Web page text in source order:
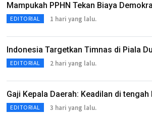
Mampukah PPHN Tekan Biaya
EDITORIAL 1 hari yang lalu.
Indonesia Targetkan Timnas di Piala
EDITORIAL 2 hari yang lalu.
Gaji Kepala Daerah: Keadilan di tengah
EDITORIAL 3 hari yang lalu.